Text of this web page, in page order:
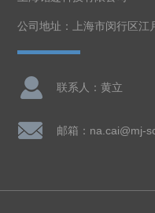
公司地址：上海市闵行区江
联系人：黄立
邮箱：na.cai@mj-